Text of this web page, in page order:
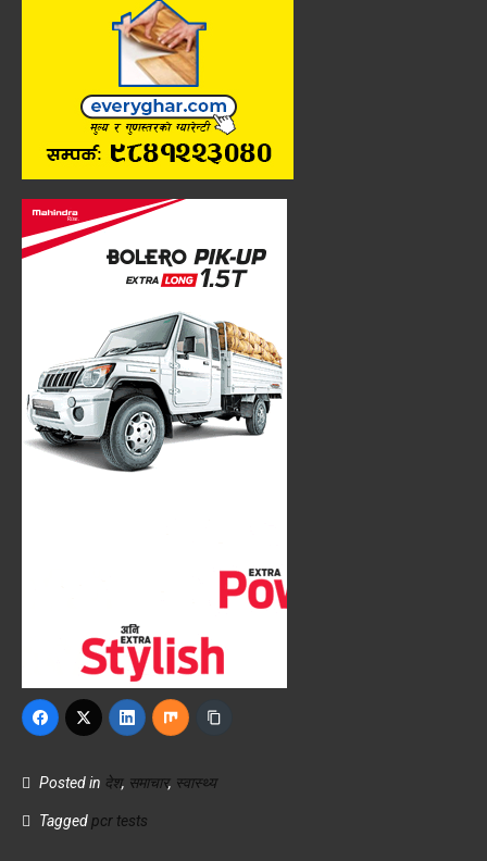
Posted in देश, समाचार, स्वास्थ्य
Tagged pcr tests